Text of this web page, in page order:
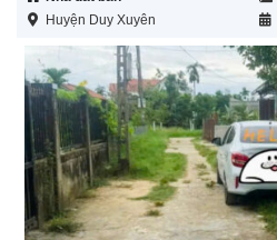
Huyện Duy Xuyên